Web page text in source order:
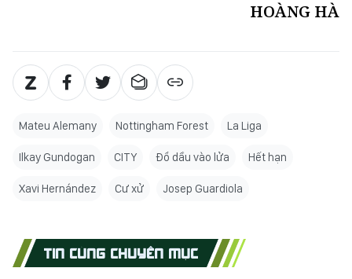
HOÀNG HÀ
Mateu Alemany Nottingham Forest La Liga
Ilkay Gundogan CITY Đổ dầu vào lửa Hết hạn
Xavi Hernández Cư xử Josep Guardiola
TIN CÙNG CHUYÊN MỤC